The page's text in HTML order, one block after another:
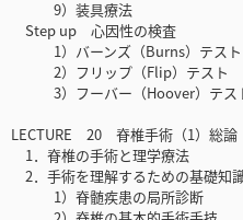
9）装具療法
Step up 心因性の検査
1）バーンズ（Burns）テスト
2）フリップ（Flip）テスト
3）フーバー（Hoover）テス
LECTURE 20 脊椎手術（1）総論
1．脊椎の手術と理学療法
2．手術を理解するための基礎知
1）脊髄疾患の局所診断